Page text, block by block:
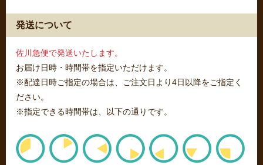
発送について
佐川急便で発送いたします。
お届け日時・時間帯を指定いただけます。
※配達日時ご指定の場合は、ご注文日より4日以降をご指定く
ださい。
※指定できる時間帯は、以下の通りです。